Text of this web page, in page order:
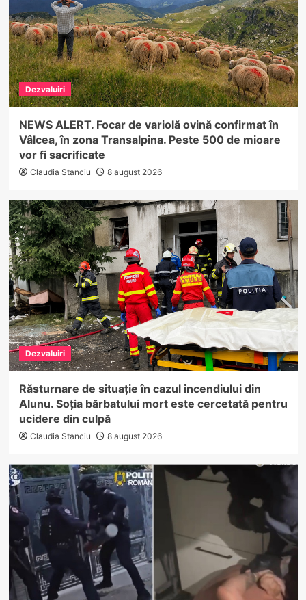
Dezvaluiri
NEWS ALERT. Focar de variolă ovină confirmat în
Vâlcea, în zona Transalpina. Peste 500 de mioare
vor fi sacrificate
Claudia Stanciu 8 august 2026
Dezvaluiri
Răsturnare de situație în cazul incendiului din
Alunu. Soția bărbatului mort este cercetată pentru
ucidere din culpă
Claudia Stanciu 8 august 2026